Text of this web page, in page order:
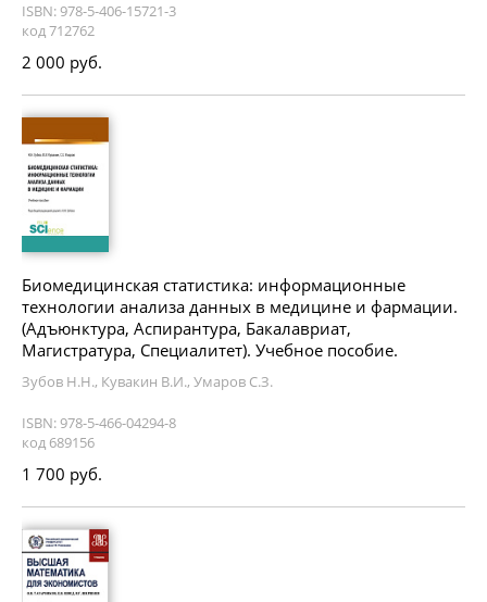
ISBN: 978-5-406-15721-3
код 712762
2 000 руб.
Биомедицинская статистика: информационные
технологии анализа данных в медицине и фармации.
(Адъюнктура, Аспирантура, Бакалавриат,
Магистратура, Специалитет). Учебное пособие.
Зубов Н.Н., Кувакин В.И., Умаров С.З.
ISBN: 978-5-466-04294-8
код 689156
1 700 руб.